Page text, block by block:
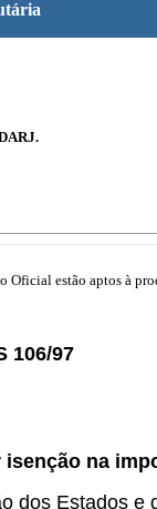
Oficial estão aptos à
106/97
na
Estados